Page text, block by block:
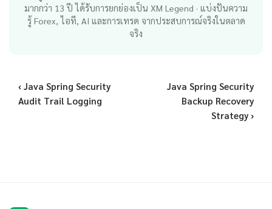
มากกว่า 13 ปี ได้รับการยกย่องเป็น XM Legend · แบ่งปันความ
รู้ Forex, ไอที, AI และการเทรด จากประสบการณ์จริงในตลาด
จริง
‹ Java Spring Security
Audit Trail Logging
Java Spring Security
Backup Recovery
Strategy ›